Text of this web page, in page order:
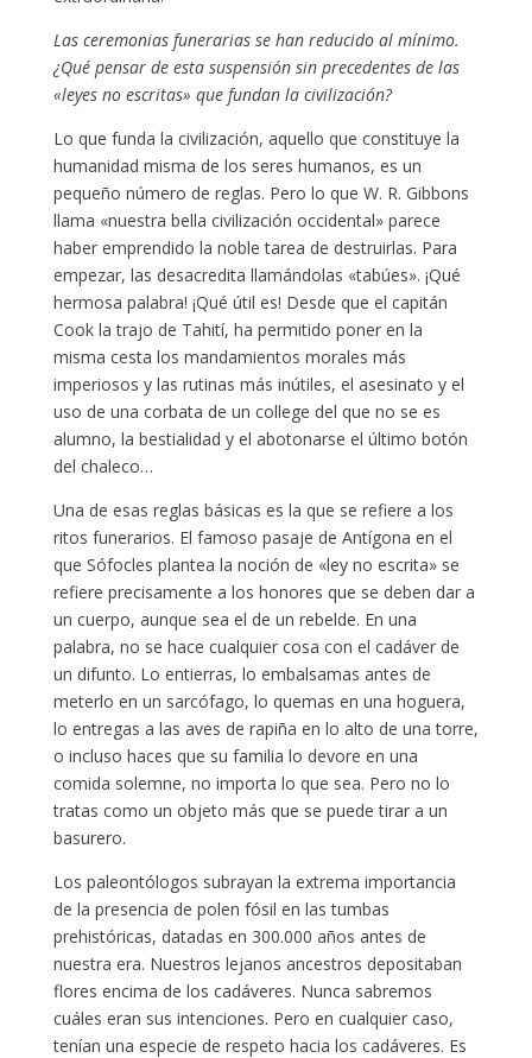
Las ceremonias funerarias se han reducido al mínimo.
¿Qué pensar de esta suspensión sin precedentes de las
«leyes no escritas» que fundan la civilización?
Lo que funda la civilización, aquello que constituye la
humanidad misma de los seres humanos, es un
pequeño número de reglas. Pero lo que W. R. Gibbons
llama «nuestra bella civilización occidental» parece
haber emprendido la noble tarea de destruirlas. Para
empezar, las desacredita llamándolas «tabúes». ¡Qué
hermosa palabra! ¡Qué útil es! Desde que el capitán
Cook la trajo de Tahití, ha permitido poner en la
misma cesta los mandamientos morales más
imperiosos y las rutinas más inútiles, el asesinato y el
uso de una corbata de un college del que no se es
alumno, la bestialidad y el abotonarse el último botón
del chaleco…
Una de esas reglas básicas es la que se refiere a los
ritos funerarios. El famoso pasaje de Antígona en el
que Sófocles plantea la noción de «ley no escrita» se
refiere precisamente a los honores que se deben dar a
un cuerpo, aunque sea el de un rebelde. En una
palabra, no se hace cualquier cosa con el cadáver de
un difunto. Lo entierras, lo embalsamas antes de
meterlo en un sarcófago, lo quemas en una hoguera,
lo entregas a las aves de rapiña en lo alto de una torre,
o incluso haces que su familia lo devore en una
comida solemne, no importa lo que sea. Pero no lo
tratas como un objeto más que se puede tirar a un
basurero.
Los paleontólogos subrayan la extrema importancia
de la presencia de polen fósil en las tumbas
prehistóricas, datadas en 300.000 años antes de
nuestra era. Nuestros lejanos ancestros depositaban
flores encima de los cadáveres. Nunca sabremos
cuáles eran sus intenciones. Pero en cualquier caso,
tenían una especie de respeto hacia los cadáveres. Es